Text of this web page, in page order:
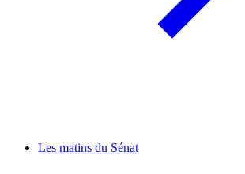
Les matins du Sénat